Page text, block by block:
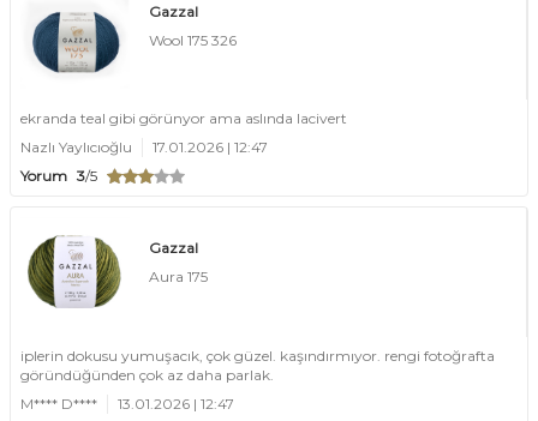
Gazzal
Wool 175 326
ekranda teal gibi görünyor ama aslında lacivert
Nazlı Yaylıcıoğlu
17.01.2026 | 12:47
Yorum 3/5
Gazzal
Aura 175
iplerin dokusu yumuşacık, çok güzel. kaşındırmıyor. rengi fotoğrafta
göründüğünden çok az daha parlak.
M**** D****
13.01.2026 | 12:47